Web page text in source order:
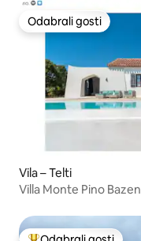
Odabrali gosti
Odabrali gosti
Vila – Telti
Villa Monte Pino